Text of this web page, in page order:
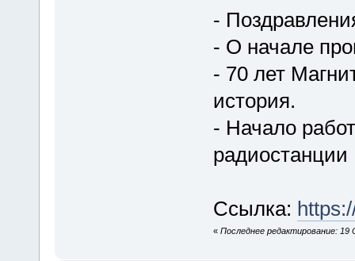
-
- О начале
- 70 лет
история.
- Начало
радиостанции
Ссылка:
« Последнее редактирование: 19